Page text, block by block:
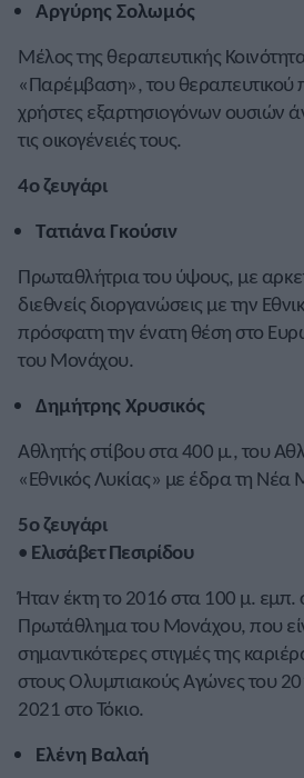
Αργύρης Σολωμός
Μέλος της θεραπευτικής
«Παρέμβαση», του θεραπευτικού
χρήστες εξαρτησιογόνων ουσιών
τις οικογένειές τους.
4ο ζευγάρι
Τατιάνα Γκούσιν
Πρωταθλήτρια του ύψους, με
διεθνείς διοργανώσεις με την
πρόσφατη την ένατη θέση στο
του Μονάχου.
Δημήτρης Χρυσικός
Αθλητής στίβου στα 400 μ., του
«Εθνικός Λυκίας» με έδρα τη
5ο ζευγάρι
• Ελισάβετ Πεσιρίδου
Ήταν έκτη το 2016 στα 100 μ. εμπ.
Πρωτάθλημα του Μονάχου, που
σημαντικότερες στιγμές της
στους Ολυμπιακούς Αγώνες του
2021 στο Τόκιο.
Ελένη Βαλαή